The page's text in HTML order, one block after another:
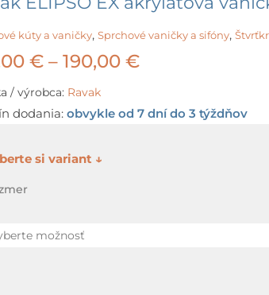
kúty a vaničky, Sprchové vaničky a sifóny,
€ – 190,00 €Price
174,00 €
/ výrobca: Ravak
dodania: obvykle od 7 dní do 3 týždňov